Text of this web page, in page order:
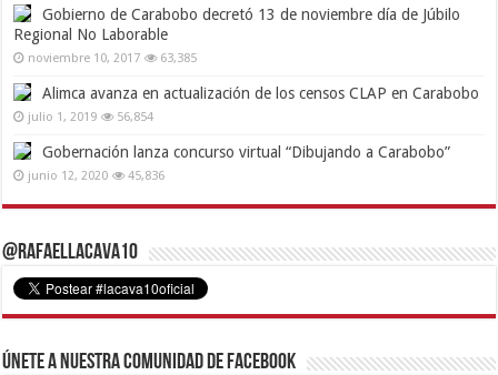
Gobierno de Carabobo decretó 13 de noviembre día de Júbilo
Regional No Laborable
noviembre 10, 2017 63,385
Alimca avanza en actualización de los censos CLAP en Carabobo
julio 1, 2019 56,854
Gobernación lanza concurso virtual “Dibujando a Carabobo”
junio 12, 2020 45,836
@RafaelLacava10
Únete a nuestra comunidad de Facebook